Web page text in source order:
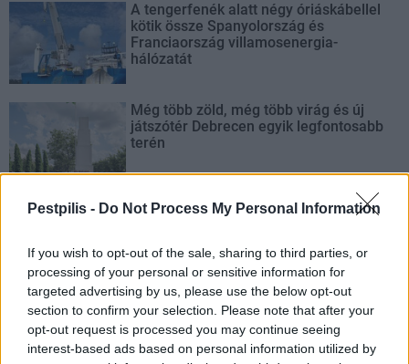
Pestpilis - Do Not Process My Personal Information
If you wish to opt-out of the sale, sharing to third parties, or
processing of your personal or sensitive information for
targeted advertising by us, please use the below opt-out
section to confirm your selection. Please note that after your
opt-out request is processed you may continue seeing
interest-based ads based on personal information utilized by
A tengerfenék alatt négy óriáskábellel
kötik össze Spanyolország és
Franciaország villamosenergia-
hálózatát
Még több zöld, még több virág és új
játszótér Debrecen egyik legfontosabb
terén
Fából épül Budakeszi új óvodája
AJÁNLJUK MÉG